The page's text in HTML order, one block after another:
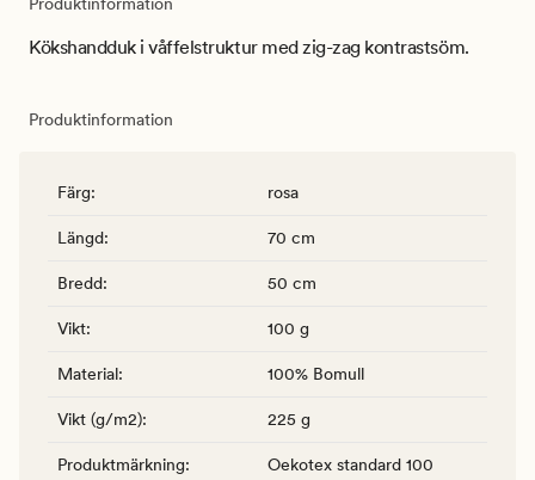
Kökshandduk i våffelstruktur med zig-zag kontrastsöm.
Produktinformation
Färg: rosa
Längd: 70 cm
Bredd: 50 cm
Vikt: 100 g
Material: 100% Bomull
Vikt (g/m2): 225 g
Produktmärkning: Oekotex standard 100